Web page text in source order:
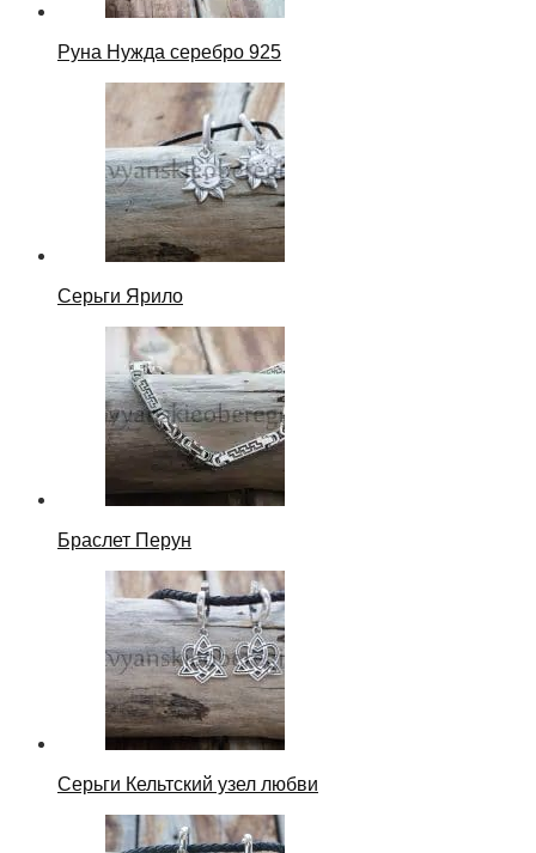
Руна Нужда серебро 925
Серьги Ярило
Браслет Перун
Серьги Кельтский узел любви